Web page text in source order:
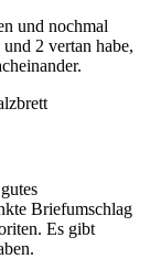
und nochmal
2 vertan habe,
Briefumschlag
Es gibt